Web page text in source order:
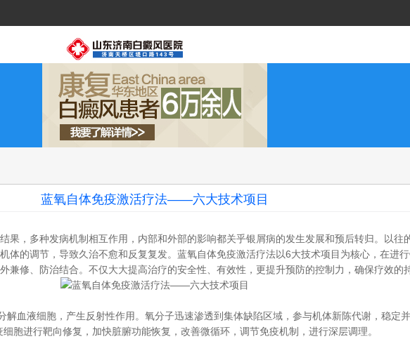
蓝氧自体免疫激活疗法——六大技术项目
果，多种发病机制相互作用，内部和外部的影响都关乎银屑病的发生发展和预后转归。以往
体的调节，导致久治不愈和反复复发。蓝氧自体免疫激活疗法以6大技术项目为核心，在进
修、防治结合。不仅大大提高治疗的安全性、有效性，更提升预防的控制力，确保疗效的
血液细胞，产生反射性作用。氧分子迅速渗透到集体缺陷区域，参与机体新陈代谢，稳定
胞进行靶向修复，加快脏腑功能恢复，改善微循环，调节免疫机制，进行深层调理。